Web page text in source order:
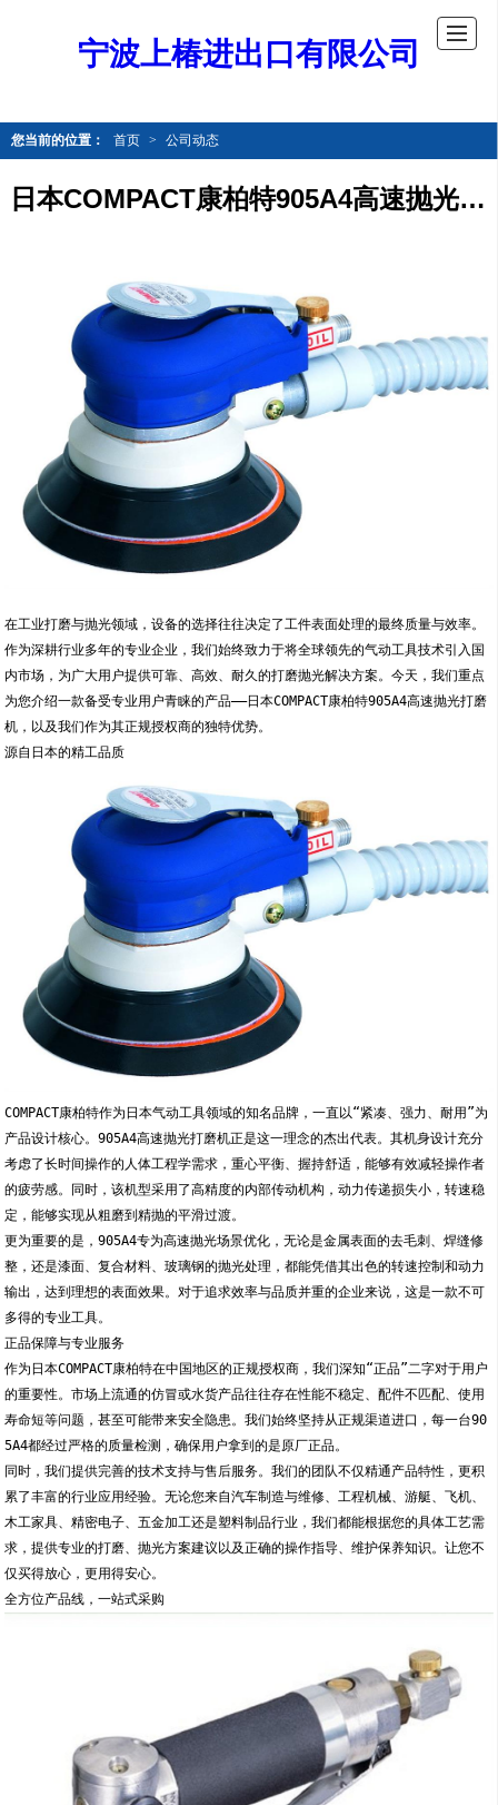
宁波上椿进出口有限公司
您当前的位置： 首页 > 公司动态
日本COMPACT康柏特905A4高速抛光打磨授权商
在工业打磨与抛光领域，设备的选择往往决定了工件表面处理的最终质量与效率。
作为深耕行业多年的专业企业，我们始终致力于将全球领先的气动工具技术引入国
内市场，为广大用户提供可靠、高效、耐久的打磨抛光解决方案。今天，我们重点
为您介绍一款备受专业用户青睐的产品——日本COMPACT康柏特905A4高速抛光打磨
机，以及我们作为其正规授权商的独特优势。
源自日本的精工品质
COMPACT康柏特作为日本气动工具领域的知名品牌，一直以“紧凑、强力、耐用”为
产品设计核心。905A4高速抛光打磨机正是这一理念的杰出代表。其机身设计充分
考虑了长时间操作的人体工程学需求，重心平衡、握持舒适，能够有效减轻操作者
的疲劳感。同时，该机型采用了高精度的内部传动机构，动力传递损失小，转速稳
定，能够实现从粗磨到精抛的平滑过渡。
更为重要的是，905A4专为高速抛光场景优化，无论是金属表面的去毛刺、焊缝修
整，还是漆面、复合材料、玻璃钢的抛光处理，都能凭借其出色的转速控制和动力
输出，达到理想的表面效果。对于追求效率与品质并重的企业来说，这是一款不可
多得的专业工具。
正品保障与专业服务
作为日本COMPACT康柏特在中国地区的正规授权商，我们深知“正品”二字对于用户
的重要性。市场上流通的仿冒或水货产品往往存在性能不稳定、配件不匹配、使用
寿命短等问题，甚至可能带来安全隐患。我们始终坚持从正规渠道进口，每一台90
5A4都经过严格的质量检测，确保用户拿到的是原厂正品。
同时，我们提供完善的技术支持与售后服务。我们的团队不仅精通产品特性，更积
累了丰富的行业应用经验。无论您来自汽车制造与维修、工程机械、游艇、飞机、
木工家具、精密电子、五金加工还是塑料制品行业，我们都能根据您的具体工艺需
求，提供专业的打磨、抛光方案建议以及正确的操作指导、维护保养知识。让您不
仅买得放心，更用得安心。
全方位产品线，一站式采购